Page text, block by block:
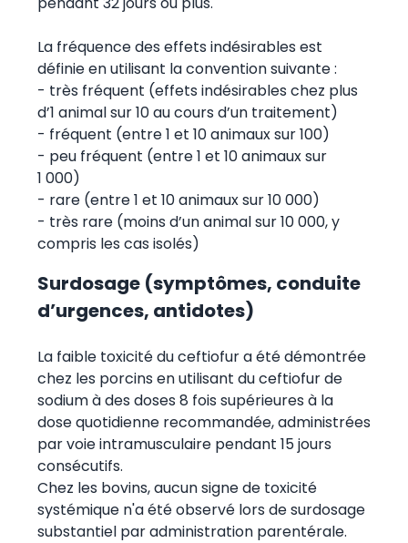
La fréquence des effets indésirables est
définie en utilisant la convention suivante :
- très fréquent (effets indésirables chez plus
d’1 animal sur 10 au cours d’un traitement)
- fréquent (entre 1 et 10 animaux sur 100)
- peu fréquent (entre 1 et 10 animaux sur
1 000)
- rare (entre 1 et 10 animaux sur 10 000)
- très rare (moins d’un animal sur 10 000, y
compris les cas isolés)
Surdosage (symptômes, conduite
d’urgences, antidotes)
La faible toxicité du ceftiofur a été démontrée
chez les porcins en utilisant du ceftiofur de
sodium à des doses 8 fois supérieures à la
dose quotidienne recommandée, administrées
par voie intramusculaire pendant 15 jours
consécutifs.
Chez les bovins, aucun signe de toxicité
systémique n'a été observé lors de surdosage
substantiel par administration parentérale.